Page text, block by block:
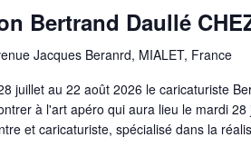
Bertrand Daullé
Jacques Beranrd, MIALET, France
juillet au 22 août 2026 le caricaturiste
à l'art apéro qui aura lieu le mardi 28
et caricaturiste, spécialisé dans la